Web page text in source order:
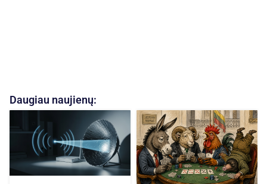
Daugiau naujienų: